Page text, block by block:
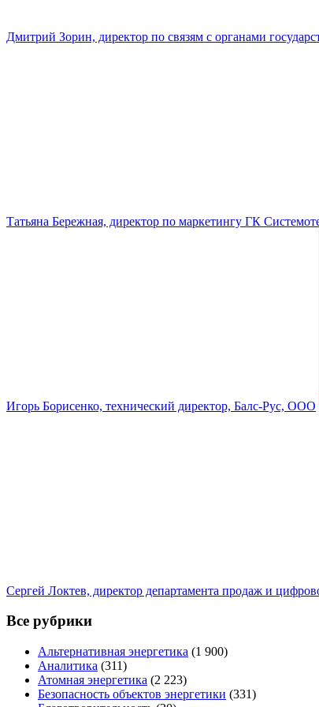
Дмитрий Зорин, директор по связям с органами
Татьяна Бережная, директор по маркетингу ГК
Игорь Борисенко, технический директор, Балс-Рус, ООО
Сергей Локтев, директор департамента продаж и
Все рубрики
Альтернативная энергетика (1 900)
Аналитика (311)
Атомная энергетика (2 223)
Безопасность объектов энергетики (331)